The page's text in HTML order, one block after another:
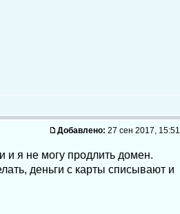
Добавлено: 27 сен 2017, 15:51
и я не могу продлить домен.
деньги с карты списывают и